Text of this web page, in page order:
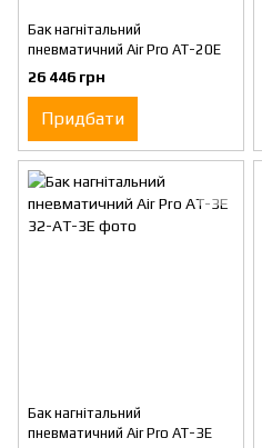
Бак нагнітальний
пневматичний Air Pro AT-20E
26 446 грн
Придбати
Бак нагнітальний
пневматичний Air Pro AT-3E